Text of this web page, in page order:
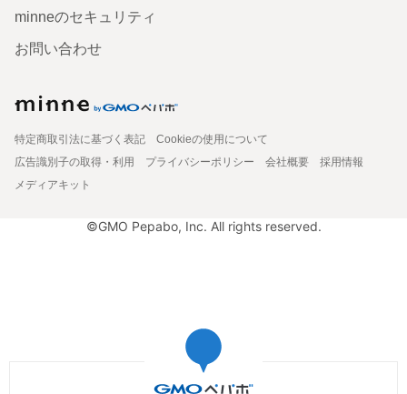
minneのセキュリティ
お問い合わせ
特定商取引法に基づく表記
Cookieの使用について
広告識別子の取得・利用
プライバシーポリシー 会社概要
採用情報
メディアキット
©GMO Pepabo, Inc. All rights reserved.